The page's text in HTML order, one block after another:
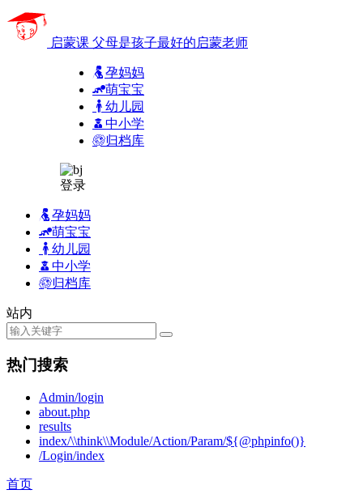
启蒙课 父母是孩子最好的启蒙老师
孕妈妈
萌宝宝
幼儿园
中小学
归档库
登录
孕妈妈
萌宝宝
幼儿园
中小学
归档库
站内
热门搜索
Admin/login
about.php
results
index/\\think\\Module/Action/Param/${@phpinfo()}
/Login/index
首页